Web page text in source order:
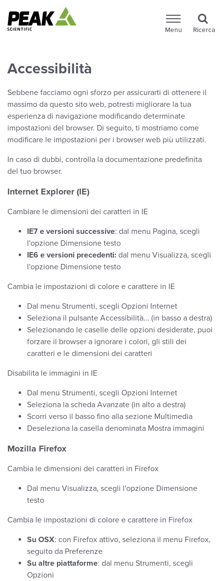
Menu Ricerca
Accessibilità
Sebbene facciamo ogni sforzo per assicurarti di ottenere il
massimo da questo sito web, potresti migliorare la tua
esperienza di navigazione modificando determinate
impostazioni del browser. Di seguito, ti mostriamo come
modificare le impostazioni per i browser web più utilizzati.
In caso di dubbi, controlla la documentazione predefinita
del tuo browser.
Internet Explorer (IE)
Cambiare le dimensioni dei caratteri in IE
IE7 e versioni successive: dal menu Pagina, scegli
l'opzione Dimensione testo
IE6 e versioni precedenti: dal menu Visualizza, scegli
l'opzione Dimensione testo
Cambia le impostazioni di colore e carattere in IE
Dal menu Strumenti, scegli Opzioni Internet
Seleziona il pulsante Accessibilità... (in basso a destra)
Selezionando le caselle delle opzioni desiderate, puoi
forzare il browser a ignorare i colori, gli stili dei
caratteri e le dimensioni dei caratteri
Disabilita le immagini in IE
Dal menu Strumenti, scegli Opzioni Internet
Seleziona la scheda Avanzate (in alto a destra)
Scorri verso il basso fino alla sezione Multimedia
Deseleziona la casella denominata Mostra immagini
Mozilla Firefox
Cambia le dimensioni dei caratteri in Firefox
Dal menu Visualizza, scegli l'opzione Dimensione
testo
Cambia le impostazioni di colore e carattere in Firefox
Su OSX: con Firefox attivo, seleziona il menu Firefox,
seguito da Preferenze
Su altre piattaforme: dal menu Strumenti, scegli
Opzioni